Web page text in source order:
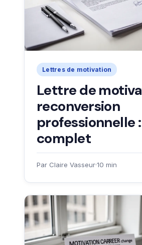
Lettres de motivation
Lettre de
reconversion
professionnelle
complet
Par Claire Vasseur·10 min